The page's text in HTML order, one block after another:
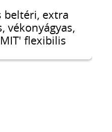
beltéri, extra
vékonyágyas,
flexibilis
típusú és